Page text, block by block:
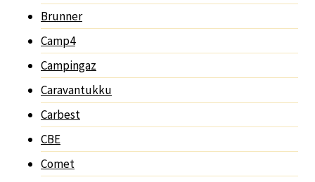
Brunner
Camp4
Campingaz
Caravantukku
Carbest
CBE
Comet